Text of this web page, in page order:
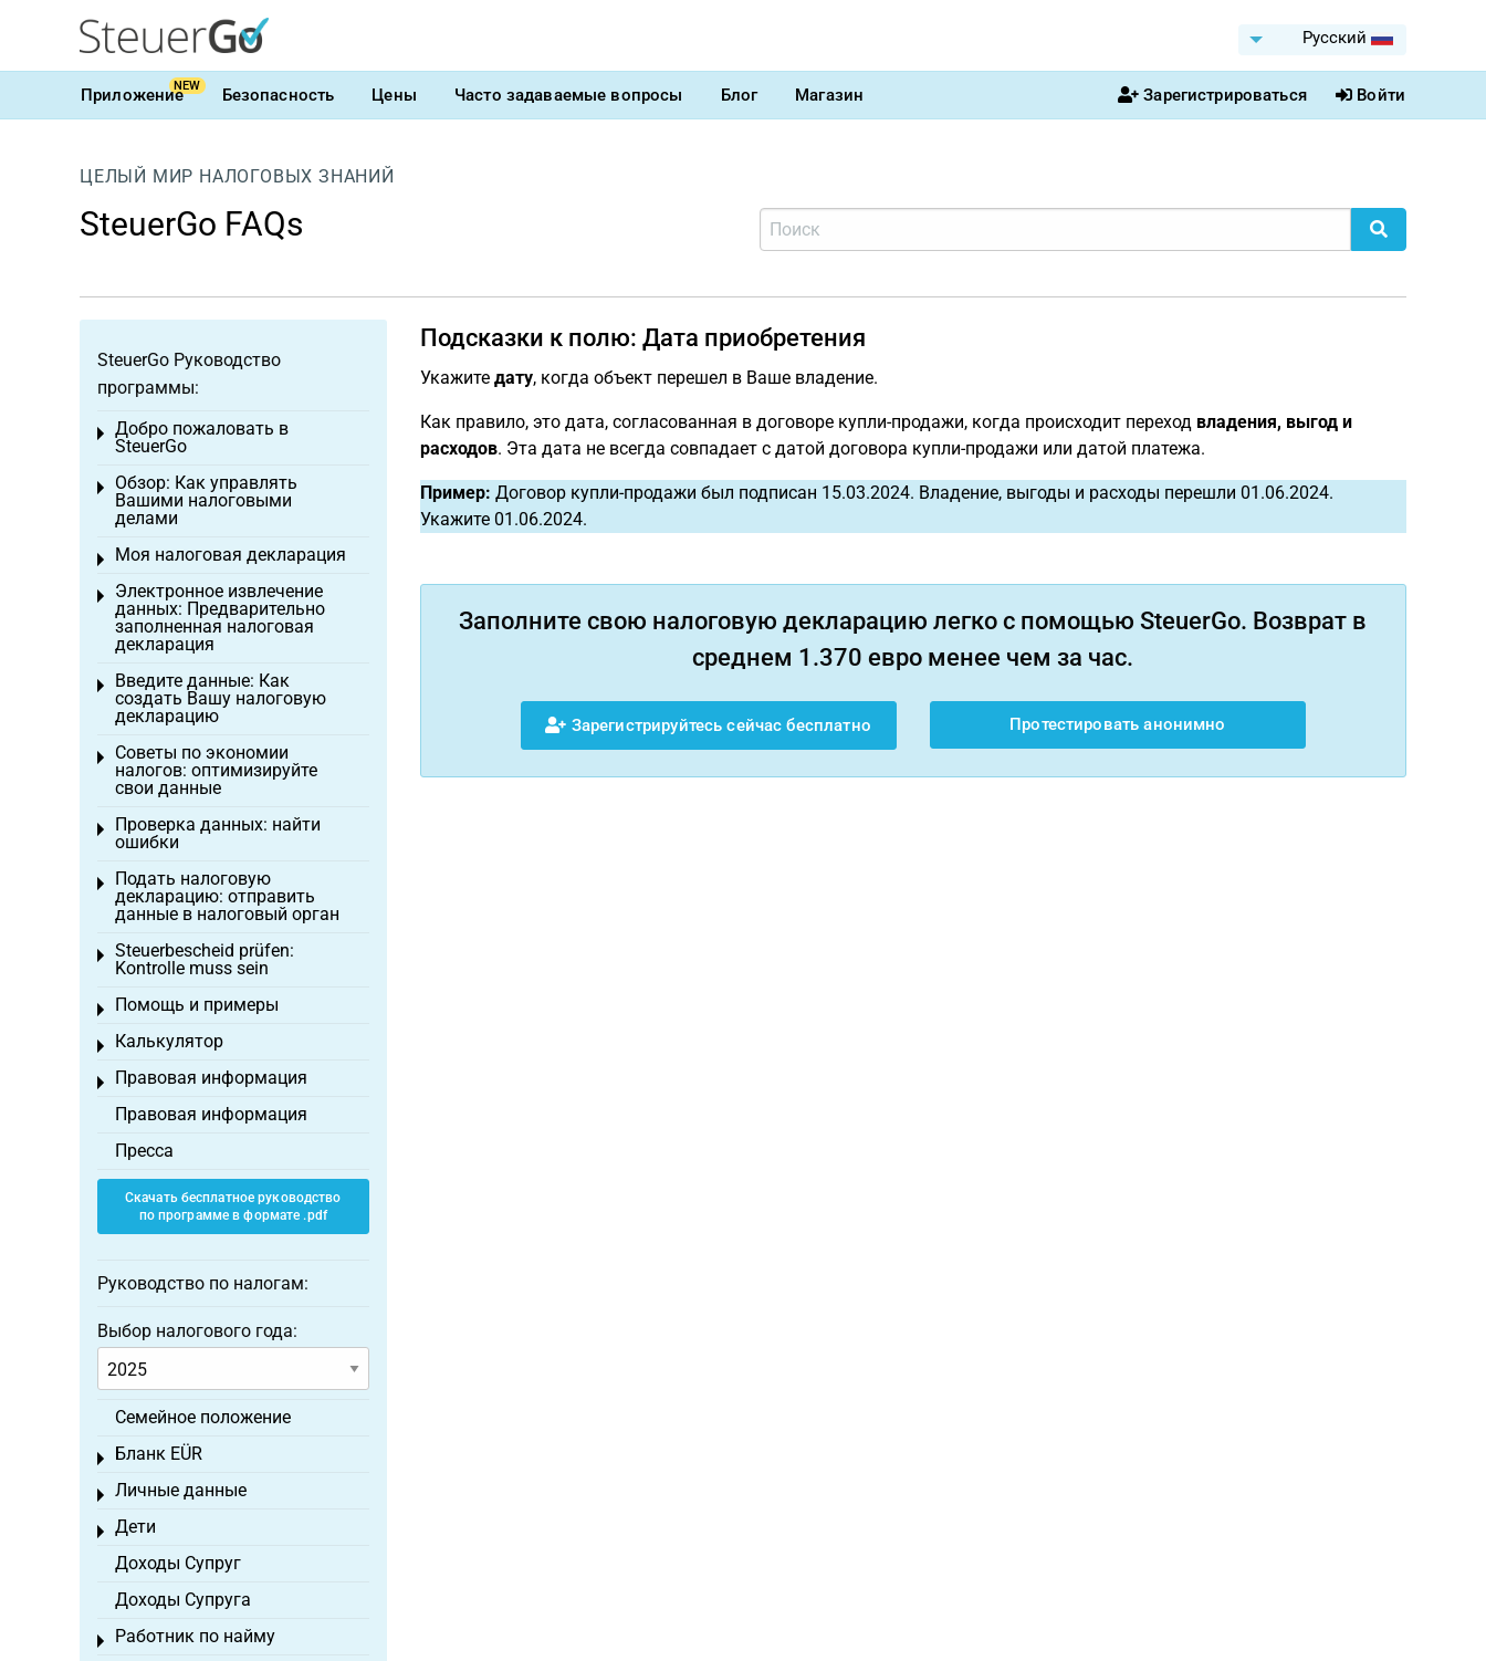
Pусский
ПриложениеNEW Безопасность Цены Часто задаваемые вопросы Блог Магазин Зарегистрироваться Войти
ЦЕЛЫЙ МИР НАЛОГОВЫХ ЗНАНИЙ
SteuerGo FAQs
Подсказки к полю: Дата приобретения
Укажите дату, когда объект перешел в Ваше владение.
Как правило, это дата, согласованная в договоре купли-продажи, когда происходит переход владения, выгод и
расходов. Эта дата не всегда совпадает с датой договора купли-продажи или датой платежа.
Пример: Договор купли-продажи был подписан 15.03.2024. Владение, выгоды и расходы перешли 01.06.2024.
Укажите 01.06.2024.
Заполните свою налоговую декларацию легко с помощью SteuerGo. Возврат в
среднем 1.370 евро менее чем за час.
Зарегистрируйтесь сейчас бесплатно Протестировать анонимно
SteuerGo Руководство
программы:
Добро пожаловать в
SteuerGo
Toggle menu
Обзор: Как управлять
Вашими налоговыми
делами
Toggle menu
Моя налоговая декларация
Toggle menu
Электронное извлечение
данных: Предварительно
заполненная налоговая
декларация
Toggle menu
Введите данные: Как
создать Вашу налоговую
декларацию
Toggle menu
Советы по экономии
налогов: оптимизируйте
свои данные
Toggle menu
Проверка данных: найти
ошибки
Toggle menu
Подать налоговую
декларацию: отправить
данные в налоговый орган
Toggle menu
Steuerbescheid prüfen:
Kontrolle muss sein
Toggle menu
Помощь и примеры
Toggle menu
Калькулятор
Toggle menu
Правовая информация
Toggle menu
Правовая информация
Пресса
Скачать бесплатное руководство
по программе в формате .pdf
Руководство по налогам:
Выбор налогового года:
Семейное положение
Бланк EÜR
Toggle menu
Личные данные
Toggle menu
Дети
Toggle menu
Доходы Супруг
Доходы Супруга
Работник по найму
Toggle menu